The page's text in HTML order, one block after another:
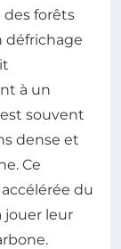
forêts
défrichage
à un
souvent
dense et
Ce
du
jouer leur